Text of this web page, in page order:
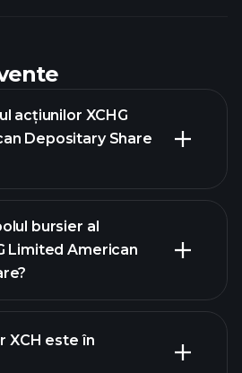
acțiunilor XCHG
Depositary Share
graficul avansat
bursier al
Limited American
XCH este în